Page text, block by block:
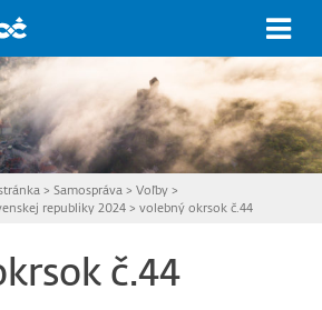
> Samospráva > Voľby>
republiky 2024 >volebný okrsok č.44
č.44